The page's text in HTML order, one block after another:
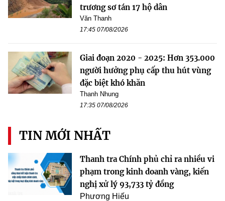
trương sơ tán 17 hộ dân
Văn Thanh
17:45 07/08/2026
Giai đoạn 2020 - 2025: Hơn 353.000
người hưởng phụ cấp thu hút vùng
đặc biệt khó khăn
Thanh Nhung
17:35 07/08/2026
TIN MỚI NHẤT
Thanh tra Chính phủ chỉ ra nhiều vi
phạm trong kinh doanh vàng, kiến
nghị xử lý 93,733 tỷ đồng
Phương Hiếu